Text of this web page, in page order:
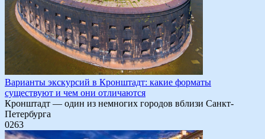
Варианты экскурсий в Кронштадт: какие форматы
существуют и чем они отличаются
Кронштадт — один из немногих городов вблизи Санкт-
Петербурга
0263